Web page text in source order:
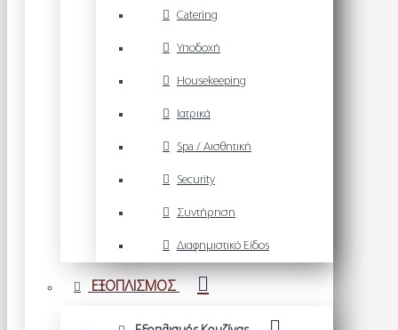
Catering
Υποδοχή
Housekeeping
Ιατρικά
Spa / Αισθητική
Security
Συντήρηση
Διαφημιστικό Είδος
ΕΞΟΠΛΙΣΜΟΣ